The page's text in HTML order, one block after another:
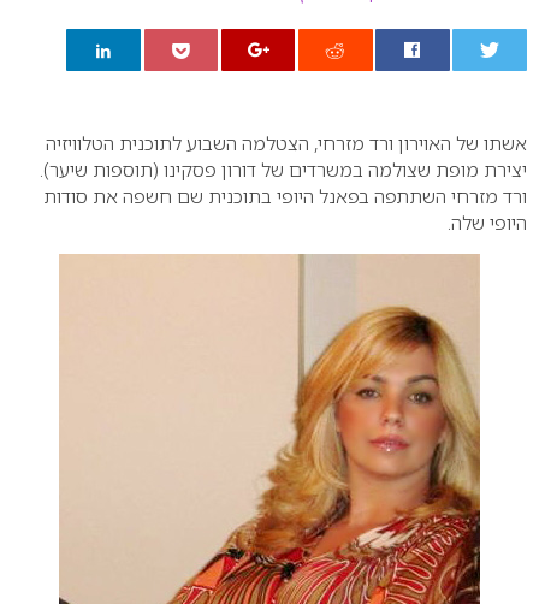
אשתו של האוירון ורד מזרחי, הצטלמה השבוע לתוכנית הטלוויזיה
יצירת מופת שצולמה במשרדים של דורון פסקינו (תוספות שיער).
ורד מזרחי השתתפה בפאנל היופי בתוכנית שם חשפה את סודות
היופי שלה.